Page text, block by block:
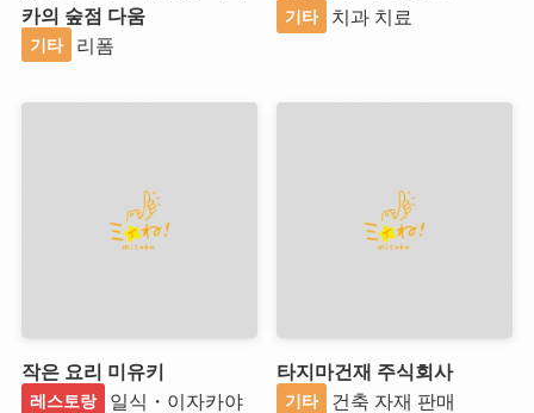
카의 숲점 다움
기타 리폼
기타 치과 치료
작은 요리 미유키
레스토랑 일식・이자카야
타지마건재 주식회사
기타 건축 자재 판매